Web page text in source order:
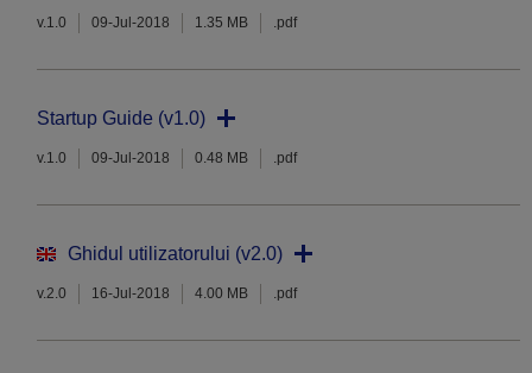
v.1.0 09-Jul-2018 1.35 MB .pdf
Startup Guide (v1.0)
v.1.0 09-Jul-2018 0.48 MB .pdf
Ghidul utilizatorului (v2.0)
v.2.0 16-Jul-2018 4.00 MB .pdf